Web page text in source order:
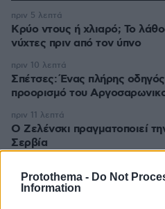
Protothema - Do Not
Information
Κρύο ντους ή χλιαρό; Το
νύχτες πριν από τον ύπνο
πριν 5 λεπτά
Σπέτσες: Ένας πλήρης
προορισμό του
πριν 10 λεπτά
Ο Ζελένσκι πραγματοποιεί
Σερβία
πριν 11 λεπτά
Φωτιά στο Στεφάνι
δυνάμεις, 11 εναέρια στη μάχη